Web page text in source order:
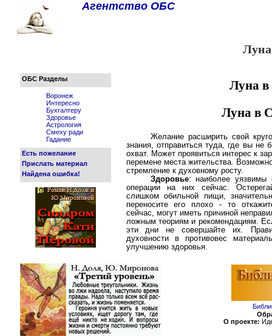
Агентство ОБС
Луна
ОБС Разделы
Воронеж
Интересно
Бухгалтеру
Здоровье
Астрология
Смеху ради
Гадание
Есть пожелание
Прислать материал
Найдена ошибка!
Луна в
Луна в
Желание расширить свой
знания, отправиться туда, где вы
охват. Может проявиться интерес к
перемене места жительства.
стремление к духовному росту.
Здоровье: наиболее уязвимы
операции на них сейчас.
слишком обильной пищи,
переносите его плохо - то
сейчас, могут иметь причиной
ложным теориям и рекомендациям.
эти дни не совершайте их.
духовности в противовес
улучшению здоровья.
О проекте: